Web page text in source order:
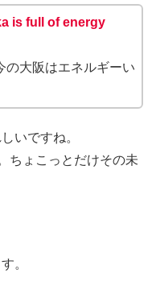
is full of energy
の大阪はエネルギーい
いですね。
ちょこっとだけその未
。